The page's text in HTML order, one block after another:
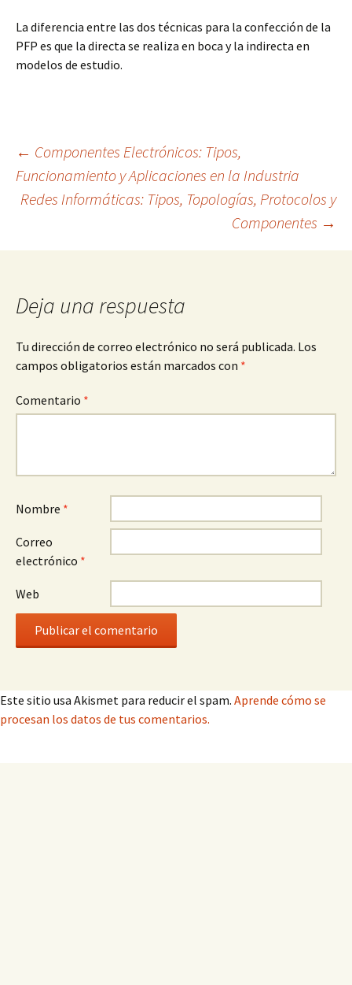
La diferencia entre las dos técnicas para la confección de la
PFP es que la directa se realiza en boca y la indirecta en
modelos de estudio.
Navegación
de
entradas
← Componentes Electrónicos: Tipos,
Funcionamiento y Aplicaciones en la Industria
Redes Informáticas: Tipos, Topologías, Protocolos y
Componentes →
Deja una respuesta
Tu dirección de correo electrónico no será publicada. Los
campos obligatorios están marcados con *
Comentario *
Nombre *
Correo
electrónico *
Web
Este sitio usa Akismet para reducir el spam. Aprende cómo se
procesan los datos de tus comentarios.